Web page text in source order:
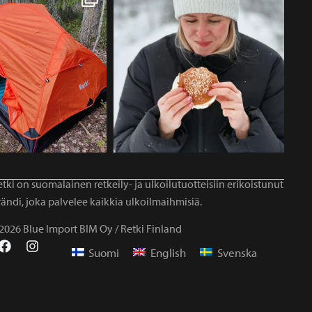
on suomalainen retkeily- ja ulkoilutuotteisiin erikoistunut
joka palvelee kaikkia ulkoilmaihmisiä.
Blue Import BIM Oy / Retki Finland
Suomi English Svenska